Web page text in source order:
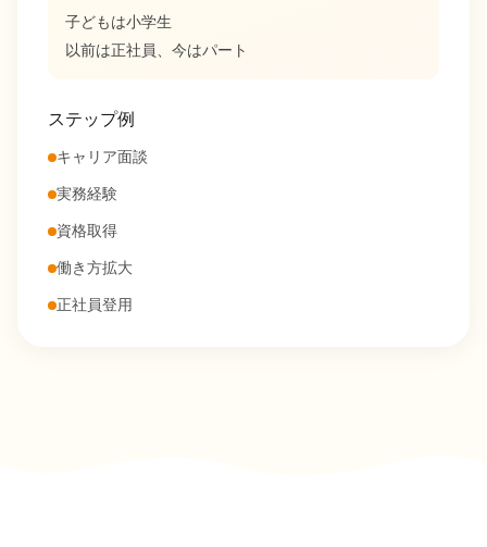
子どもは小学生
以前は正社員、今はパート
ステップ例
キャリア面談
実務経験
資格取得
働き方拡大
正社員登用